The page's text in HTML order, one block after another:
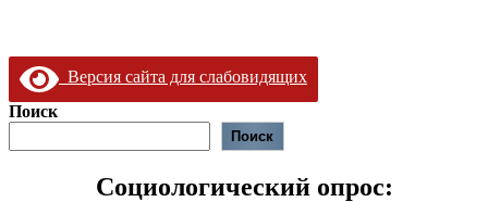
Версия сайта для слабовидящих
Поиск
Поиск
Социологический опрос: